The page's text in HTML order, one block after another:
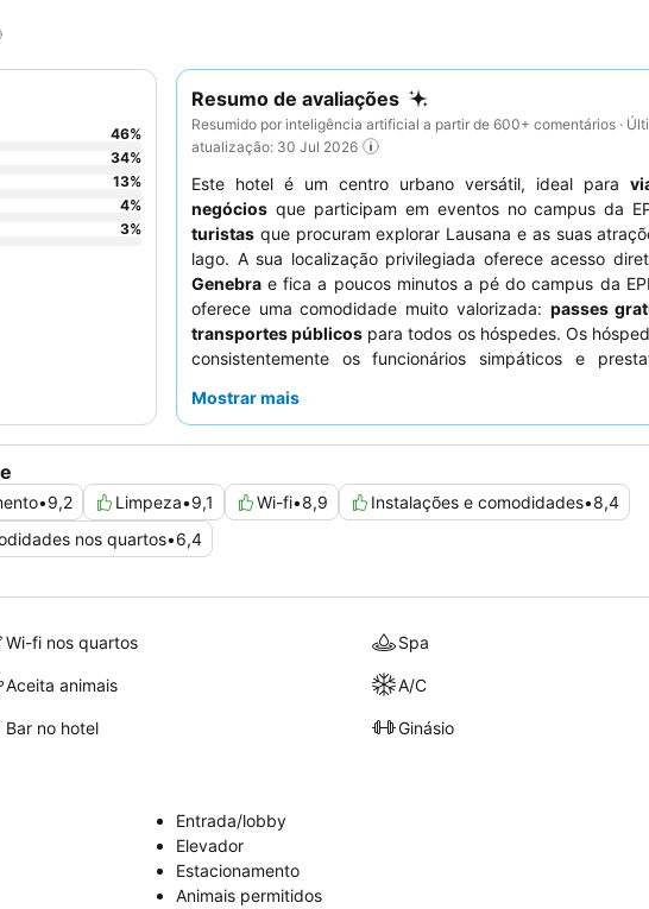
Resumo de avaliações
Resumido por inteligência artificial a partir de 600+ comentários ·
atualização: 30 Jul 2026
Este hotel é um centro urbano versátil, ideal para
negócios que participam em eventos no campus da
turistas que procuram explorar Lausana e as suas
lago. A sua localização privilegiada oferece acesso
Genebra e fica a poucos minutos a pé do campus da
oferece uma comodidade muito valorizada: passes
transportes públicos para todos os hóspedes. Os
consistentemente os funcionários simpáticos e
almoço a disponibilizar uma seleção boa e variada. Para
Mostrar mais
•9,2 Limpeza•9,1 Wi-fi•8,9 Instalações e comodidades•8,4
nos quartos•6,4
46%
34%
13%
4%
3%
Wi-fi nos quartos Spa
Aceita animais A/C
Bar no hotel
Ginásio
Entrada/lobby
Elevador
Estacionamento
Animais permitidos